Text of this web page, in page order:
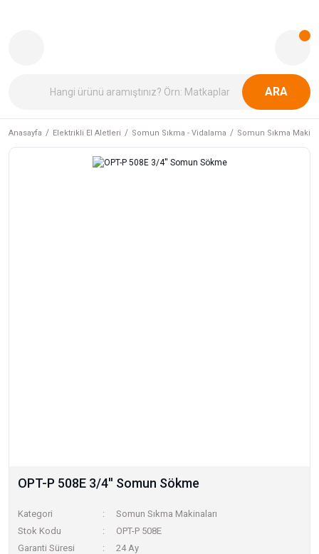
ARA
Anasayfa Elektrikli El Aletleri Somun Sıkma - Vidalama Somun Sıkma
OPT-P 508E 3/4'' Somun Sökme
Kategori
Somun Sıkma Makinaları
Stok Kodu
OPT-P 508E
Garanti Süresi
24 Ay